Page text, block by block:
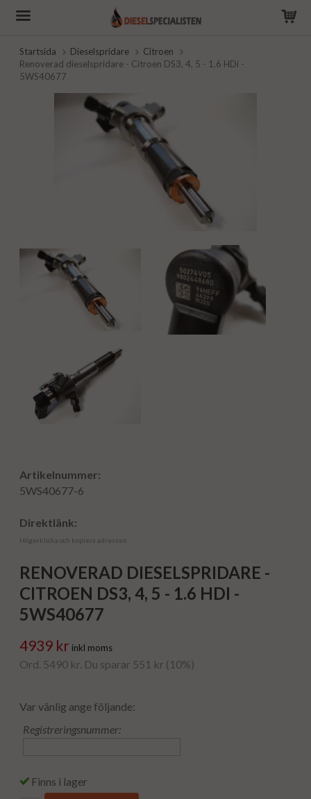
Startsida Dieselspridare
Citroen
Renoverad dieselspridare - Citroen DS3, 4, 5 - 1.6 HDi -
5WS40677
Artikelnummer:
5WS40677-6
Direktlänk:
Högerklicka och kopiera adressen
RENOVERAD DIESELSPRIDARE -
CITROEN DS3, 4, 5 - 1.6 HDI -
5WS40677
4939 kr inkl moms
Ord. 5490 kr. Du sparar 551 kr (10%)
Var vänlig ange följande:
Registreringsnummer:
Finns i lager